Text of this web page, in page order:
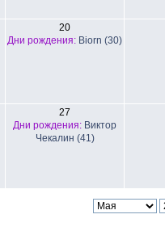
20
Дни рождения: Biorn (30)
27
Дни рождения: Виктор
Чекалин (41)